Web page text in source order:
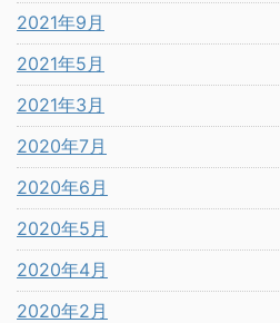
2021年9月
2021年5月
2021年3月
2020年7月
2020年6月
2020年5月
2020年4月
2020年2月